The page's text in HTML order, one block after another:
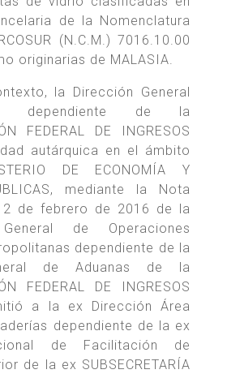
de la Nomenclatura
(N.C.M.) 7016.10.00
originarias de MALASIA.
la Dirección General
dependiente de la
FEDERAL DE INGRESOS
autárquica en el ámbito
DE ECONOMÍA Y
mediante la Nota
de febrero de 2016 de la
de Operaciones
dependiente de la
de Aduanas de la
FEDERAL DE INGRESOS
a la ex Dirección Área
dependiente de la ex
de Facilitación de
de la ex SUBSECRETARÍA